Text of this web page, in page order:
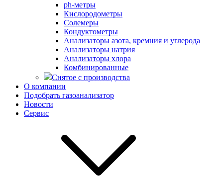
ph-метры
Кислородометры
Солемеры
Кондуктометры
Анализаторы азота, кремния и углерода
Анализаторы натрия
Анализаторы хлора
Комбинированные
Снятое с производства
О компании
Подобрать газоанализатор
Новости
Сервис